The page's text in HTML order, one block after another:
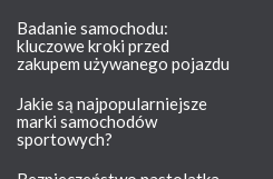
Badanie samochodu:
kluczowe kroki przed
zakupem używanego pojazdu
Jakie są najpopularniejsze
marki samochodów
sportowych?